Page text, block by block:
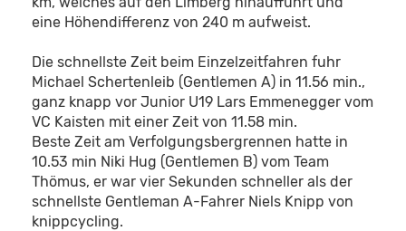
eine Höhendifferenz von 240 m aufweist.
Die schnellste Zeit beim Einzelzeitfahren fuhr
Michael Schertenleib (Gentlemen A) in 11.56 min.,
ganz knapp vor Junior U19 Lars Emmenegger vom
VC Kaisten mit einer Zeit von 11.58 min.
Beste Zeit am Verfolgungsbergrennen hatte in
10.53 min Niki Hug (Gentlemen B) vom Team
Thömus, er war vier Sekunden schneller als der
schnellste Gentleman A-Fahrer Niels Knipp von
knippcycling.